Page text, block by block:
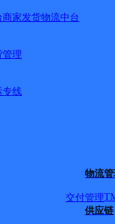
商家发货物流中台
管理
专线
物流
交付管理
供应链